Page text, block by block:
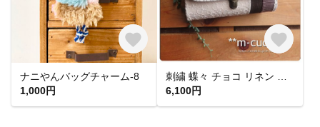
ナニやんバッグチャーム-8
1,000円
6,100円